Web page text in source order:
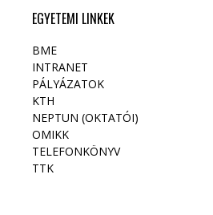
EGYETEMI LINKEK
BME
INTRANET
PÁLYÁZATOK
KTH
NEPTUN (OKTATÓI)
OMIKK
TELEFONKÖNYV
TTK